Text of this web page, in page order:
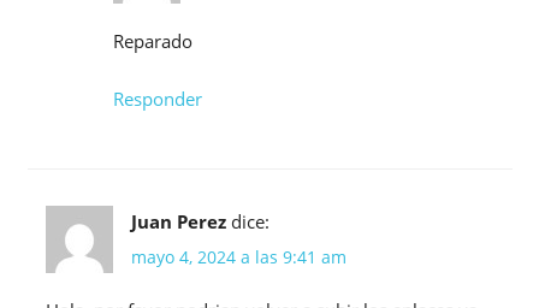
Reparado
Responder
Juan Perez dice:
mayo 4, 2024 a las 9:41 am